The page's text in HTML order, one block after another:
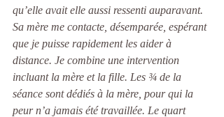
qu’elle avait elle aussi ressenti auparavant.
Sa mère me contacte, désemparée, espérant
que je puisse rapidement les aider à
distance. Je combine une intervention
incluant la mère et la fille. Les ¾ de la
séance sont dédiés à la mère, pour qui la
peur n’a jamais été travaillée. Le quart